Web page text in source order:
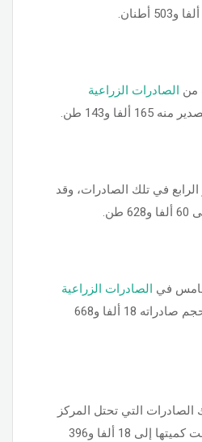
من الصادرات الزراعية
ألفا و143 طن.
الرابع في تلك الصادرات، وقد
في الصادرات الزراعية
المصرية، فلقد بلغ حجم صادراته 18 ألفا و668
الصادرات التي تحتل المركز
السادس، ولقد وصلت كميتها إلى 18 ألفا و396